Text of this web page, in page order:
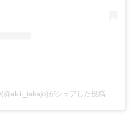
がシェアした投稿